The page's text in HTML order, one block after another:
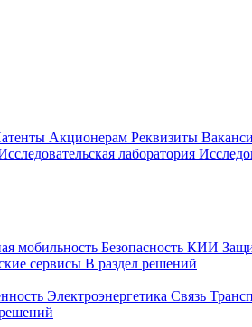
Акционерам Реквизиты
лаборатория
мобильность Безопасность КИИ
сервисы В раздел решений
Электроэнергетика Связь